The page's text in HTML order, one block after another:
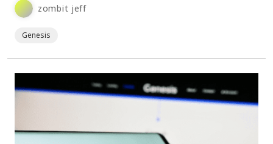
zombit jeff
Genesis